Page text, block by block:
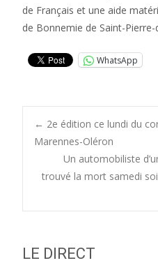
de Français et une aide
de Bonnemie de Saint-Pierre-
WhatsApp
Post
← 2e édition ce lundi du
Marennes-Oléron
Un automobiliste
trouvé la mort samedi
LE DIRECT